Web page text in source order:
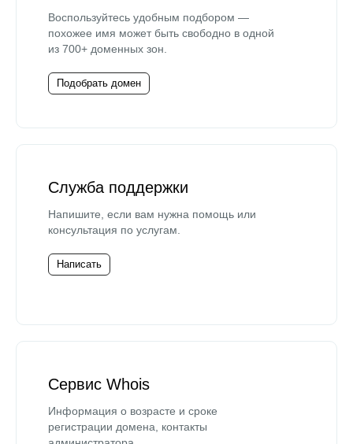
Воспользуйтесь удобным подбором —
похожее имя может быть свободно в одной
из 700+ доменных зон.
Подобрать домен
Служба поддержки
Напишите, если вам нужна помощь или
консультация по услугам.
Написать
Сервис Whois
Информация о возрасте и сроке
регистрации домена, контакты